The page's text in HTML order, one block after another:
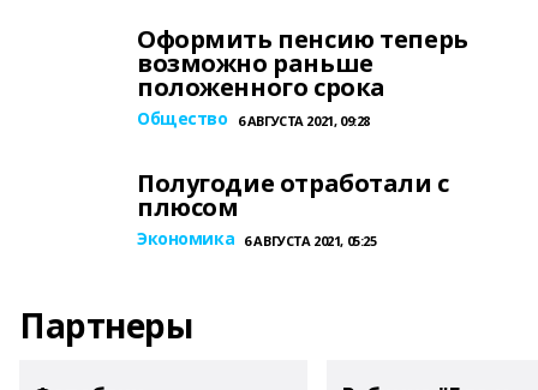
Оформить пенсию теперь
возможно раньше
положенного срока
Общество 6 АВГУСТА 2021, 09:28
Полугодие отработали с
плюсом
Экономика 6 АВГУСТА 2021, 05:25
Партнеры